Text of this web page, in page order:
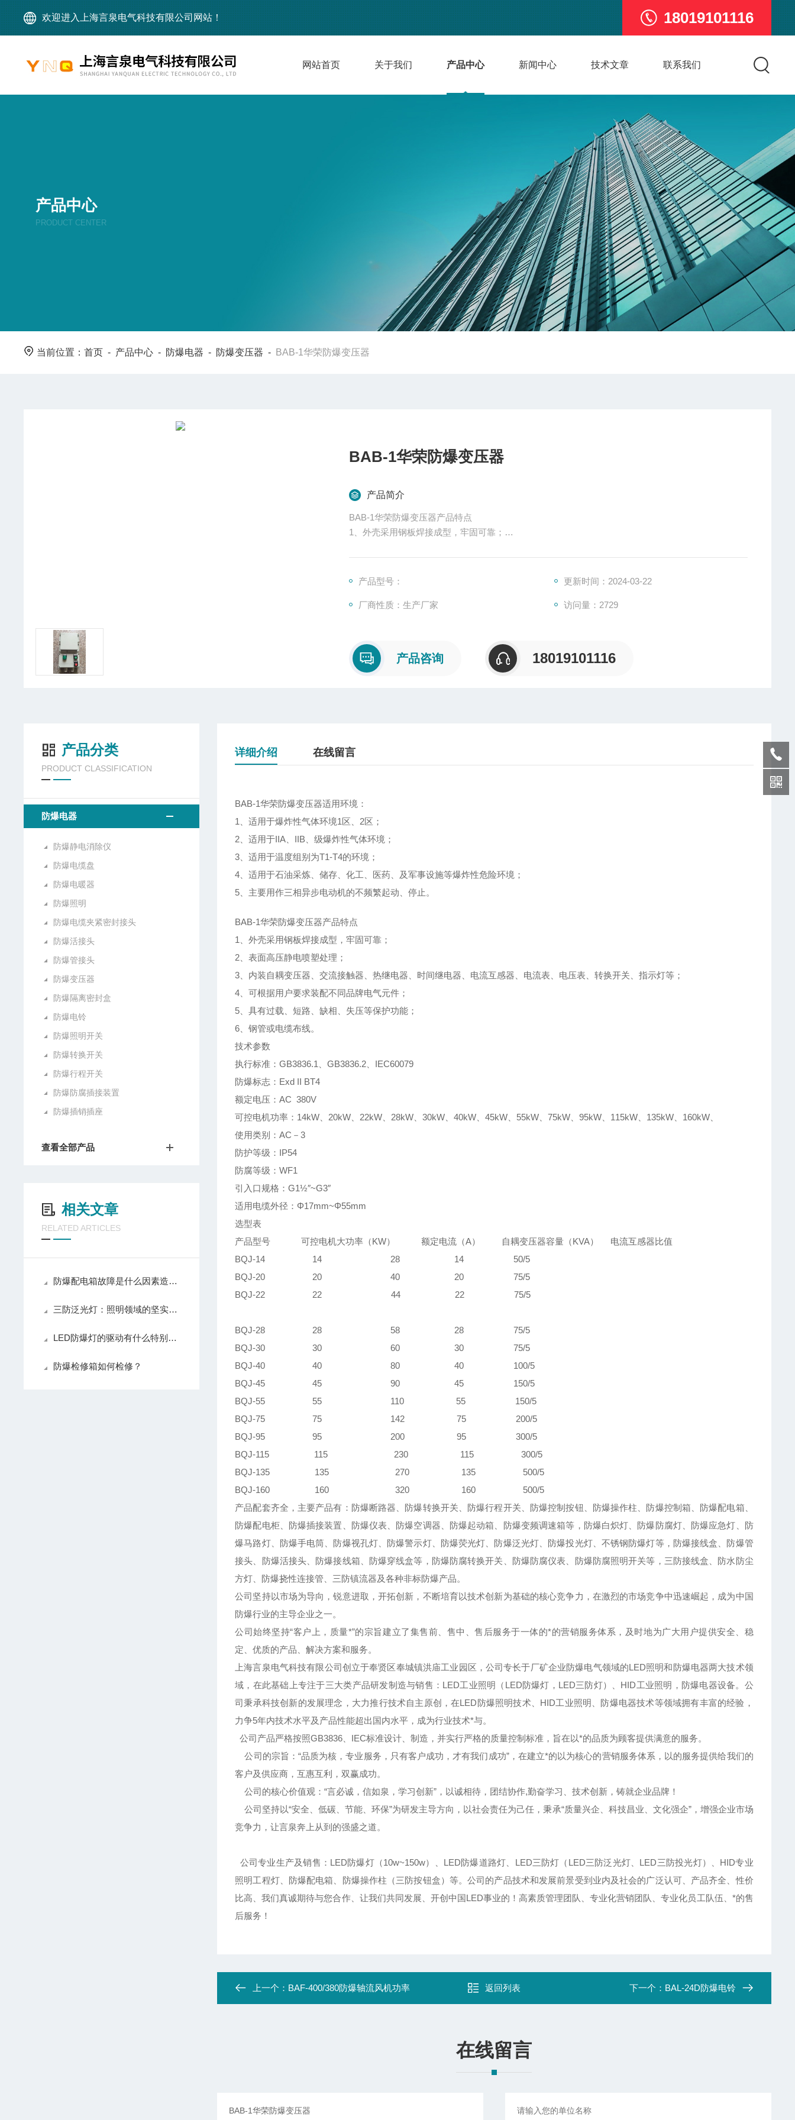
欢迎进入上海言泉电气科技有限公司网站！ 18019101116
网站首页 关于我们 产品中心 新闻中心 技术文章 联系我们
产品中心
PRODUCT CENTER
当前位置：首页 - 产品中心 - 防爆电器 - 防爆变压器 - BAB-1华荣防爆变压器
BAB-1华荣防爆变压器
产品简介
BAB-1华荣防爆变压器产品特点
1、外壳采用钢板焊接成型，牢固可靠；
关、指示灯等；
5、具有过载、短路、缺相、失压等保护功能；
产品型号： 更新时间：2024-03-22
厂商性质：生产厂家 访问量：2729
产品咨询 18019101116
产品分类
PRODUCT CLASSIFICATION
防爆电器
防爆静电消除仪
防爆电缆盘
防爆电暖器
防爆照明
防爆电缆夹紧密封接头
防爆活接头
防爆管接头
防爆变压器
防爆隔离密封盒
防爆电铃
防爆照明开关
防爆转换开关
防爆行程开关
防爆防腐插接装置
防爆插销插座
查看全部产品
相关文章
RELATED ARTICLES
防爆配电箱故障是什么因素造成的？
三防泛光灯：照明领域的坚实守护者
LED防爆灯的驱动有什么特别之处？
防爆检修箱如何检修？
详细介绍 在线留言
BAB-1华荣防爆变压器适用环境：
1、适用于爆炸性气体环境1区、2区；
2、适用于IIA、IIB、级爆炸性气体环境；
3、适用于温度组别为T1-T4的环境；
4、适用于石油采炼、储存、化工、医药、及军事设施等爆炸性危险环境；
5、主要用作三相异步电动机的不频繁起动、停止。
BAB-1华荣防爆变压器产品特点
1、外壳采用钢板焊接成型，牢固可靠；
2、表面高压静电喷塑处理；
3、内装自耦变压器、交流接触器、热继电器、时间继电器、电流互感器、电流表、电压表、转换开关、指示灯等；
4、可根据用户要求装配不同品牌电气元件；
5、具有过载、短路、缺相、失压等保护功能；
6、钢管或电缆布线。
技术参数
执行标准：GB3836.1、GB3836.2、IEC60079
防爆标志：Exd II BT4
额定电压：AC 380V
可控电机功率：14kW、20kW、22kW、28kW、30kW、40kW、45kW、55kW、75kW、95kW、115kW、135kW、160kW、
使用类别：AC－3
防护等级：IP54
防腐等级：WF1
引入口规格：G1½″~G3″
适用电缆外径：Φ17mm~Φ55mm
选型表
产品型号 可控电机大功率（KW） 额定电流（A） 自耦变压器容量（KVA） 电流互感器比值
BQJ-14 14 28 14 50/5
BQJ-20 20 40 20 75/5
BQJ-22 22 44 22 75/5
BQJ-28 28 58 28 75/5
BQJ-30 30 60 30 75/5
BQJ-40 40 80 40 100/5
BQJ-45 45 90 45 150/5
BQJ-55 55 110 55 150/5
BQJ-75 75 142 75 200/5
BQJ-95 95 200 95 300/5
BQJ-115 115 230 115 300/5
BQJ-135 135 270 135 500/5
BQJ-160 160 320 160 500/5
产品配套齐全，主要产品有：防爆断路器、防爆转换开关、防爆行程开关、防爆控制按钮、防爆操作柱、防爆控制箱、防爆配电箱、
防爆配电柜、防爆插接装置、防爆仪表、防爆空调器、防爆起动箱、防爆变频调速箱等，防爆白炽灯、防爆防腐灯、防爆应急灯、防
爆马路灯、防爆手电筒、防爆视孔灯、防爆警示灯、防爆荧光灯、防爆泛光灯、防爆投光灯、不锈钢防爆灯等，防爆接线盒、防爆管
接头、防爆活接头、防爆接线箱、防爆穿线盒等，防爆防腐转换开关、防爆防腐仪表、防爆防腐照明开关等，三防接线盒、防水防尘
方灯、防爆挠性连接管、三防镇流器及各种非标防爆产品。
公司坚持以市场为导向，锐意进取，开拓创新，不断培育以技术创新为基础的核心竞争力，在激烈的市场竞争中迅速崛起，成为中国
防爆行业的主导企业之一。
公司始终坚持“客户上，质量*”的宗旨建立了集售前、售中、售后服务于一体的*的营销服务体系，及时地为广大用户提供安全、稳
定、优质的产品、解决方案和服务。
上海言泉电气科技有限公司创立于奉贤区奉城镇洪庙工业园区，公司专长于厂矿企业防爆电气领域的LED照明和防爆电器两大技术领
域，在此基础上专注于三大类产品研发制造与销售：LED工业照明（LED防爆灯，LED三防灯）、HID工业照明，防爆电器设备。公
司秉承科技创新的发展理念，大力推行技术自主原创，在LED防爆照明技术、HID工业照明、防爆电器技术等领域拥有丰富的经验，
力争5年内技术水平及产品性能超出国内水平，成为行业技术*与。
公司产品严格按照GB3836、IEC标准设计、制造，并实行严格的质量控制标准，旨在以*的品质为顾客提供满意的服务。
公司的宗旨：“品质为核，专业服务，只有客户成功，才有我们成功”，在建立*的以为核心的营销服务体系，以的服务提供给我们的
客户及供应商，互惠互利，双赢成功。
公司的核心价值观：“言必诚，信如泉，学习创新”，以诚相待，团结协作,勤奋学习、技术创新，铸就企业品牌！
公司坚持以“安全、低碳、节能、环保”为研发主导方向，以社会责任为己任，秉承“质量兴企、科技昌业、文化强企”，增强企业市场
竞争力，让言泉奔上从到的强盛之道。
公司专业生产及销售：LED防爆灯（10w~150w）、LED防爆道路灯、LED三防灯（LED三防泛光灯、LED三防投光灯）、HID专业
照明工程灯、防爆配电箱、防爆操作柱（三防按钮盒）等。公司的产品技术和发展前景受到业内及社会的广泛认可、产品齐全、性价
比高、我们真诚期待与您合作、让我们共同发展、开创中国LED事业的！高素质管理团队、专业化营销团队、专业化员工队伍、*的售
后服务！
上一个： BAF-400/380防爆轴流风机功率 返回列表 下一个： BAL-24D防爆电铃
在线留言